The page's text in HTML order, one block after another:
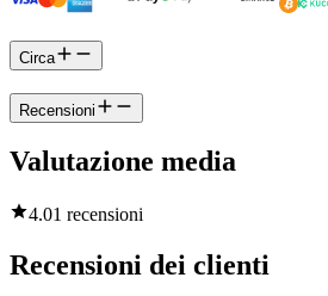
Circa
Recensioni
Valutazione media
4.01 recensioni
Recensioni dei clienti